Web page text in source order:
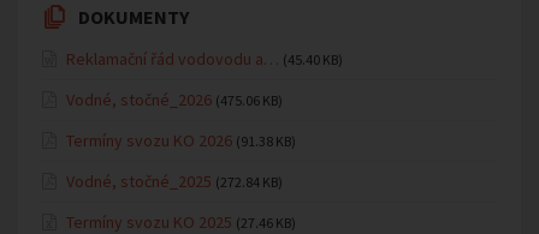
DOKUMENTY
Reklamační řád vodovodu a… (45.40 KB)
Vodné, stočné_2026 (475.06 KB)
Termíny svozu KO 2026 (91.38 KB)
Vodné, stočné_2025 (272.84 KB)
Termíny svozu KO 2025 (27.46 KB)